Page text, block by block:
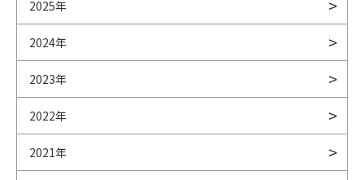
2025年
2024年
2023年
2022年
2021年